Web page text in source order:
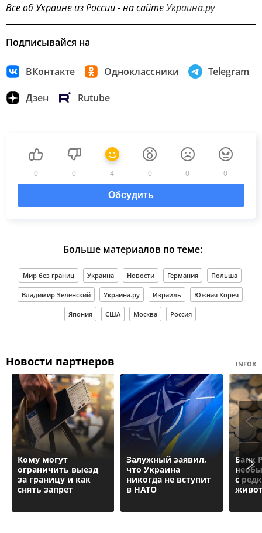
Все об Украине из России - на сайтеУкраина.ру
Подписывайся на
ВКонтакте Одноклассники Telegram
Дзен Rutube
0 0 4 0 0 0
Обсудить
Больше материалов по теме:
Мир без границ Украина Новости Германия Польша
Владимир Зеленский Украина.ру Израиль Южная Корея
Япония США Москва Россия
Новости партнеров INFOX
Кому могут
ограничить выезд
за границу и как
снять запрет
Залужный заявил,
что Украина
никогда не вступит
в НАТО
Банк
с